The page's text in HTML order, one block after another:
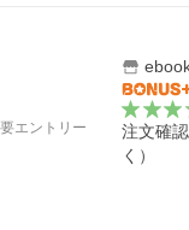
要エントリー
注文確
く）